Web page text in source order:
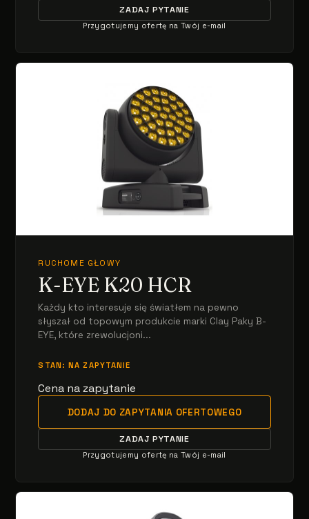
ZADAJ PYTANIE
Przygotujemy ofertę na Twój e-mail
RUCHOME GŁOWY
K-EYE K20 HCR
Każdy kto interesuje się światłem na pewno
słyszał od topowym produkcie marki Clay Paky B-
EYE, które zrewolucjoni...
STAN: NA ZAPYTANIE
Cena na zapytanie
DODAJ DO ZAPYTANIA OFERTOWEGO
ZADAJ PYTANIE
Przygotujemy ofertę na Twój e-mail